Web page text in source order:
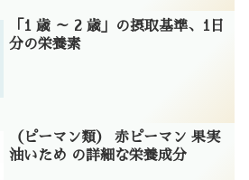
「1 歳 ～ 2 歳」の摂取基準、1日
分の栄養素
（ピーマン類） 赤ピーマン 果実
油いため の詳細な栄養成分